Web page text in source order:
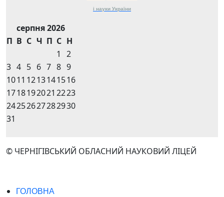
і науки України
серпня 2026
П В С Ч П С Н
1
2
3 4 5 6 7 8 9
1011 1213141516
1718192021 2223
24252627282930
31
© ЧЕРНІГІВСЬКИЙ ОБЛАСНИЙ НАУКОВИЙ ЛІЦЕЙ
ГОЛОВНА